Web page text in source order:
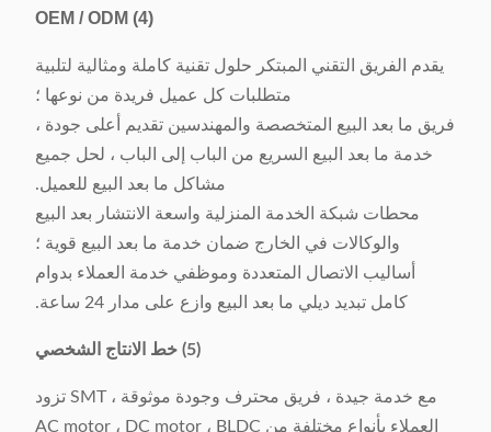
(4)
OEM / ODM
يقدم الفريق التقني المبتكر حلول تقنية كاملة ومثالية لتلبية
متطلبات كل عميل فريدة من نوعها ؛
فريق ما بعد البيع المتخصصة والمهندسين تقديم أعلى جودة ،
خدمة ما بعد البيع السريع من الباب إلى الباب ، لحل جميع
مشاكل ما بعد البيع للعميل.
محطات شبكة الخدمة المنزلية واسعة الانتشار بعد البيع
والوكالات في الخارج ضمان خدمة ما بعد البيع قوية ؛
أساليب الاتصال المتعددة وموظفي خدمة العملاء بدوام
كامل تبديد ديلي ما بعد البيع وازع على مدار 24 ساعة.
(5) خط الانتاج الشخصي
مع خدمة جيدة ، فريق محترف وجودة موثوقة ، SMT تزود
العملاء بأنواع مختلفة من AC motor ، DC motor ، BLDC